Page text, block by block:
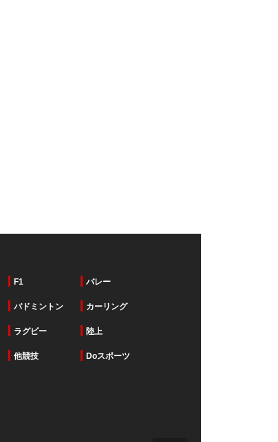
F1 バレー
バドミントン カーリング
ラグビー 陸上
他競技 Doスポーツ